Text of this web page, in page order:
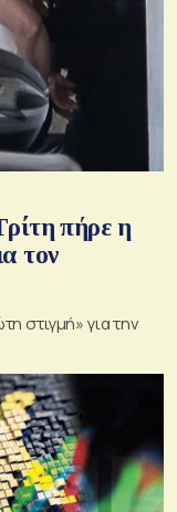
πήρε η
τον
στιγμή» για την